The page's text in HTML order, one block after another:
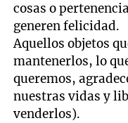
cosas o
generen felicidad.
Aquellos objetos
mantenerlos, lo
queremos,
nuestras vidas y
venderlos).